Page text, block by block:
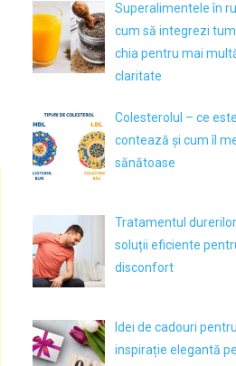
Superalimentele în
cum să integrezi
chia pentru mai
claritate
Colesterolul – ce
contează și cum îl
sănătoase
Tratamentul
soluții eficiente
disconfort
Idei de cadouri
inspirație elegantă